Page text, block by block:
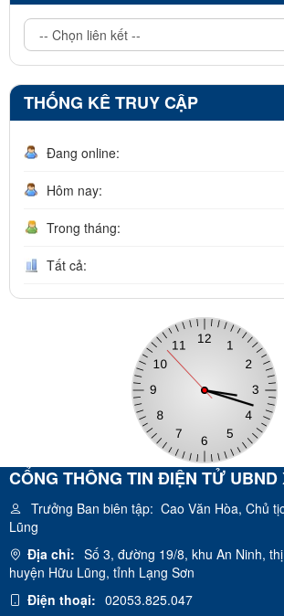
THỐNG KÊ TRUY CẬP
Đang online:
Hôm nay:
Trong tháng:
Tất cả:
CỔNG THÔNG TIN ĐIỆN TỬ
Trưởng Ban biên tập: Cao Văn Hòa, Chủ
Lũng
Địa chỉ: Số 3, đường 19/8, khu An Ninh,
huyện Hữu Lũng, tỉnh Lạng Sơn
Điện thoại: 02053.825.047